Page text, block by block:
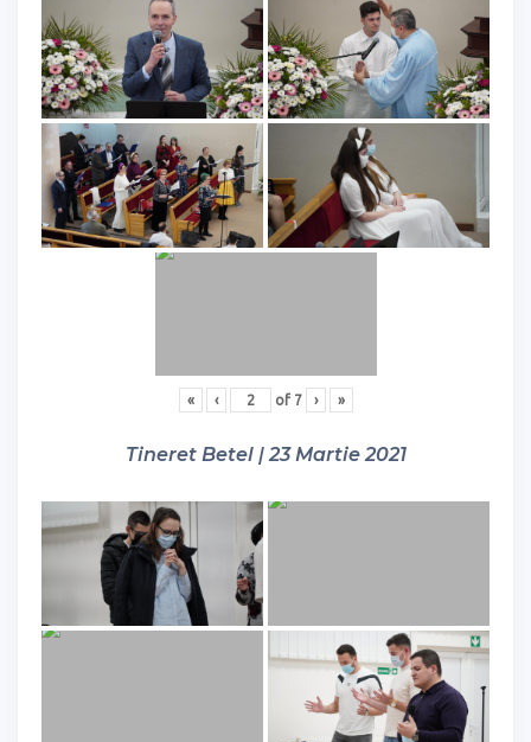
« ‹ of 7 › »
Tineret Betel | 23 Martie 2021